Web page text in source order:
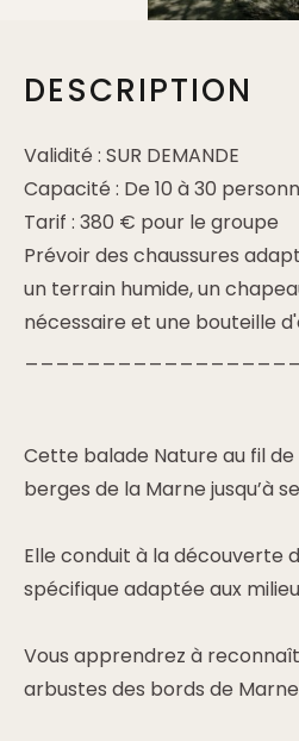
DESCRIPTION
Validité : SUR DEMANDE
Capacité : De 10 à 30
Tarif : 380 € pour le groupe
Prévoir des chaussures
un terrain humide, un
nécessaire et une bouteille
Cette balade Nature au fil de
berges de la Marne jusqu’à
Elle conduit à la découverte
spécifique adaptée aux
Vous apprendrez à
arbustes des bords de